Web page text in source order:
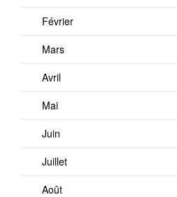
Février
Mars
Avril
Mai
Juin
Juillet
Août